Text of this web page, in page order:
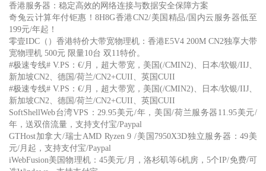
香港服务器：稳定高效的网络连接与数据安全保障方案
奇兔云计算年付钜惠！8H8G香港CN2/美国精品/国内云服务器低至
199元/年起！
零壹IDC（）香港特价大带宽物理机：香港E5V4 200M CN2独享大带
宽物理机 500元 限量10台 双11特价。
#极速专线# V.PS：€/月，超大带宽，美国(/CMIN2)、日本/软银/IIJ、
新加坡CN2、德国/荷兰/CN2+CUII、英国CUII
#极速专线# V.PS：€/月，超大带宽，美国(/CMIN2)、日本/软银/IIJ、
新加坡CN2、德国/荷兰/CN2+CUII、英国CUII
SoftShellWeb台湾VPS：29.95美元/年，美国/荷兰服务器11.95美元/
年，送双倍流量，支持支付宝/Paypal
GTHost加拿大/瑞士AMD Ryzen 9 /美国7950X3D独立服务器：49美
元/月起，支持支付宝/Paypal
iWebFusion美国物理机：45美元/月，洛杉矶等6机房，5个IP/免费/可